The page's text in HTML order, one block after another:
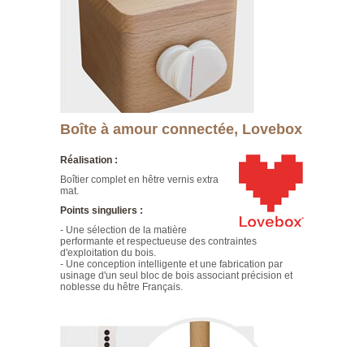
Boîte à amour connectée, Lovebox
Réalisation :
Boîtier complet en hêtre vernis extra
mat.
Points singuliers :
- Une sélection de la matière
performante et respectueuse des contraintes
d'exploitation du bois.
- Une conception intelligente et une fabrication par
usinage d'un seul bloc de bois associant précision et
noblesse du hêtre Français.